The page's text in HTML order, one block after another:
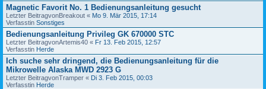
Magnetic Favorit No. 1 Bedienungsanleitung gesucht
Letzter BeitragvonBreakout « Mo 9. Mär 2015, 17:14
Verfasstin Sonstiges
Bedienungsanleitung Privileg GK 670000 STC
Letzter BeitragvonArtemis40 « Fr 13. Feb 2015, 12:57
Verfasstin Herde
Ich suche sehr dringend, die Bedienungsanleitung für die
Mikrowelle Alaska MWD 2923 G
Letzter BeitragvonTramper « Di 3. Feb 2015, 00:03
Verfasstin Herde